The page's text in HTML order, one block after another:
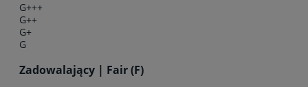
G+++
G++
G+
G
Zadowalający | Fair (F)